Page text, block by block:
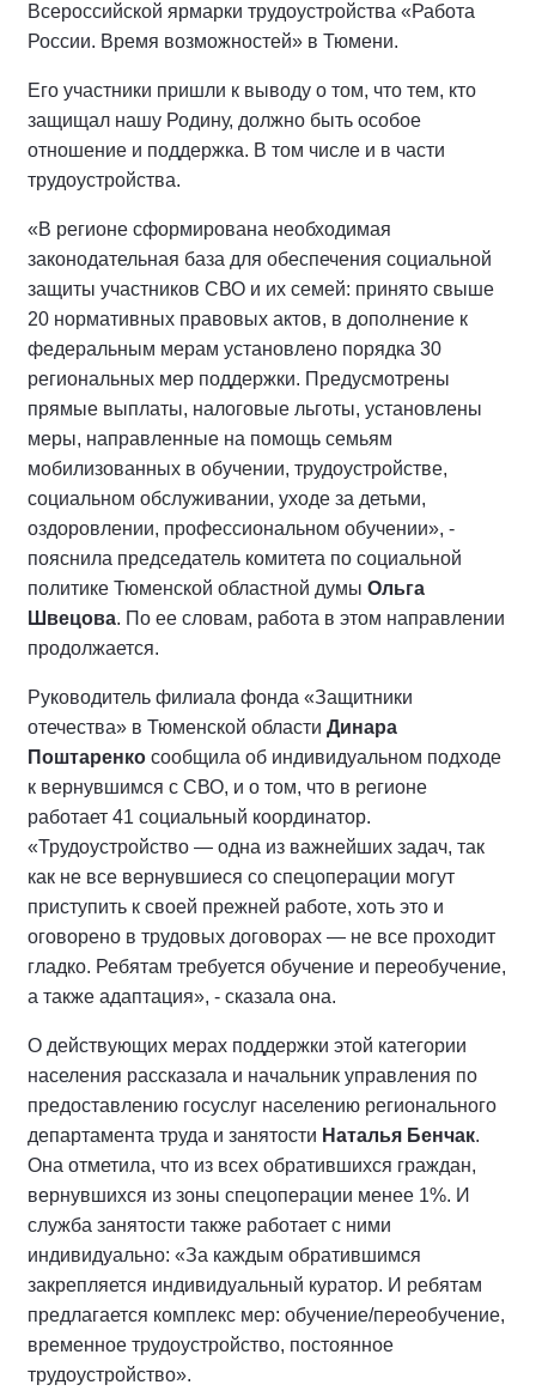
Всероссийской ярмарки трудоустройства «Работа
России. Время возможностей» в Тюмени.
Его участники пришли к выводу о том, что тем, кто
защищал нашу Родину, должно быть особое
отношение и поддержка. В том числе и в части
трудоустройства.
«В регионе сформирована необходимая
законодательная база для обеспечения социальной
защиты участников СВО и их семей: принято свыше
20 нормативных правовых актов, в дополнение к
федеральным мерам установлено порядка 30
региональных мер поддержки. Предусмотрены
прямые выплаты, налоговые льготы, установлены
меры, направленные на помощь семьям
мобилизованных в обучении, трудоустройстве,
социальном обслуживании, уходе за детьми,
оздоровлении, профессиональном обучении», -
пояснила председатель комитета по социальной
политике Тюменской областной думы Ольга
Швецова. По ее словам, работа в этом направлении
продолжается.
Руководитель филиала фонда «Защитники
отечества» в Тюменской области Динара
Поштаренко сообщила об индивидуальном подходе
к вернувшимся с СВО, и о том, что в регионе
работает 41 социальный координатор.
«Трудоустройство — одна из важнейших задач, так
как не все вернувшиеся со спецоперации могут
приступить к своей прежней работе, хоть это и
оговорено в трудовых договорах — не все проходит
гладко. Ребятам требуется обучение и переобучение,
а также адаптация», - сказала она.
О действующих мерах поддержки этой категории
населения рассказала и начальник управления по
предоставлению госуслуг населению регионального
департамента труда и занятости Наталья Бенчак.
Она отметила, что из всех обратившихся граждан,
вернувшихся из зоны спецоперации менее 1%. И
служба занятости также работает с ними
индивидуально: «За каждым обратившимся
закрепляется индивидуальный куратор. И ребятам
предлагается комплекс мер: обучение/переобучение,
временное трудоустройство, постоянное
трудоустройство».